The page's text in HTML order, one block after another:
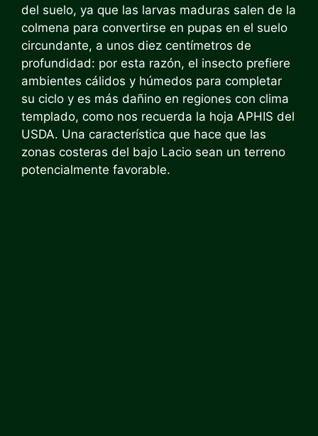
del suelo, ya que las larvas maduras salen de la
colmena para convertirse en pupas en el suelo
circundante, a unos diez centímetros de
profundidad: por esta razón, el insecto prefiere
ambientes cálidos y húmedos para completar
su ciclo y es más dañino en regiones con clima
templado, como nos recuerda la hoja APHIS del
USDA. Una característica que hace que las
zonas costeras del bajo Lacio sean un terreno
potencialmente favorable.